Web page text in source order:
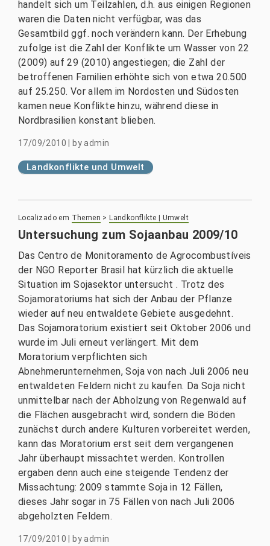
handelt sich um Teilzahlen, d.h. aus einigen Regionen
waren die Daten nicht verfügbar, was das
Gesamtbild ggf. noch verändern kann. Der Erhebung
zufolge ist die Zahl der Konflikte um Wasser von 22
(2009) auf 29 (2010) angestiegen; die Zahl der
betroffenen Familien erhöhte sich von etwa 20.500
auf 25.250. Vor allem im Nordosten und Südosten
kamen neue Konflikte hinzu, während diese in
Nordbrasilien konstant blieben.
17/09/2010 byadmin
Landkonflikte und Umwelt
Localizado em Themen > Landkonflikte | Umwelt
Untersuchung zum Sojaanbau 2009/10
Das Centro de Monitoramento de Agrocombustíveis
der NGO Reporter Brasil hat kürzlich die aktuelle
Situation im Sojasektor untersucht . Trotz des
Sojamoratoriums hat sich der Anbau der Pflanze
wieder auf neu entwaldete Gebiete ausgedehnt.
Das Sojamoratorium existiert seit Oktober 2006 und
wurde im Juli erneut verlängert. Mit dem
Moratorium verpflichten sich
Abnehmerunternehmen, Soja von nach Juli 2006 neu
entwaldeten Feldern nicht zu kaufen. Da Soja nicht
unmittelbar nach der Abholzung von Regenwald auf
die Flächen ausgebracht wird, sondern die Böden
zunächst durch andere Kulturen vorbereitet werden,
kann das Moratorium erst seit dem vergangenen
Jahr überhaupt missachtet werden. Kontrollen
ergaben denn auch eine steigende Tendenz der
Missachtung: 2009 stammte Soja in 12 Fällen,
dieses Jahr sogar in 75 Fällen von nach Juli 2006
abgeholzten Feldern.
17/09/2010 byadmin